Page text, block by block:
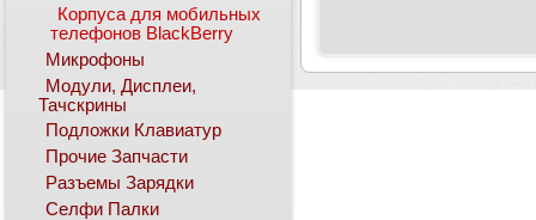
Корпуса для мобильных
телефонов BlackBerry
Микрофоны
Модули, Дисплеи,
Тачскрины
Подложки Клавиатур
Прочие Запчасти
Разъемы Зарядки
Селфи Палки